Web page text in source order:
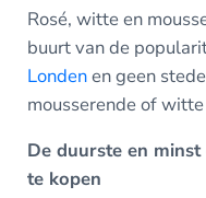
Rosé, witte en
buurt van de
Londenen geen
mousserende of
De duurste en
te kopen